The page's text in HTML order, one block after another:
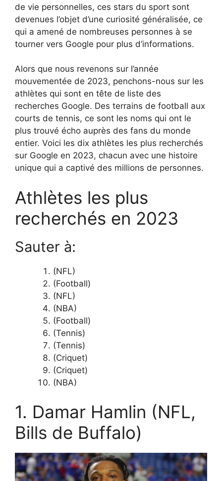
de vie personnelles, ces stars du sport sont
devenues l’objet d’une curiosité généralisée, ce
qui a amené de nombreuses personnes à se
tourner vers Google pour plus d’informations.
Alors que nous revenons sur l’année
mouvementée de 2023, penchons-nous sur les
athlètes qui sont en tête de liste des
recherches Google. Des terrains de football aux
courts de tennis, ce sont les noms qui ont le
plus trouvé écho auprès des fans du monde
entier. Voici les dix athlètes les plus recherchés
sur Google en 2023, chacun avec une histoire
unique qui a captivé des millions de personnes.
Athlètes les plus
recherchés en 2023
Sauter à:
(NFL)
(Football)
(NFL)
(NBA)
(Football)
(Tennis)
(Tennis)
(Criquet)
(Criquet)
(NBA)
1. Damar Hamlin (NFL,
Bills de Buffalo)